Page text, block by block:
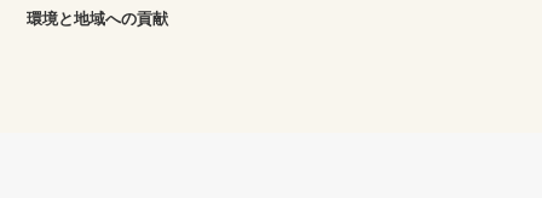
環境と地域への貢献